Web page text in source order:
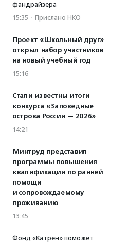
фандрайзера
15:35 · Прислано НКО
Проект «Школьный друг»
открыл набор участников
на новый учебный год
15:16
Стали известны итоги
конкурса «Заповедные
острова России — 2026»
14:21
Минтруд представил
программы повышения
квалификации по ранней
помощи
и сопровождаемому
проживанию
13:45
Фонд «Катрен» поможет